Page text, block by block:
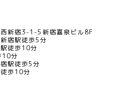
新宿3-1-5新宿嘉泉ビル8F
宿駅徒歩5分
徒歩10分
10分
駅徒歩5分
歩10分